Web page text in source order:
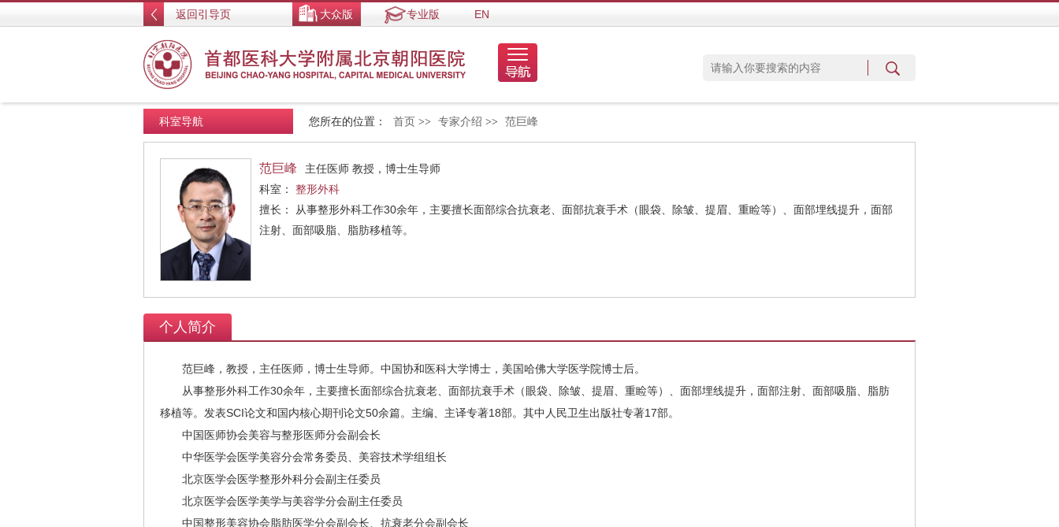
返回引导页 大众版 专业版 EN
您所在的位置： 首页 >> 专家介绍 >> 范巨峰
科室导航
范巨峰
主任医师 教授，博士生导师
科室： 整形外科
擅长： 从事整形外科工作30余年，主要擅长面部综合抗衰老、面部抗衰手术（眼袋、除皱、提眉、重睑等）、面部埋线提升，面部
注射、面部吸脂、脂肪移植等。
个人简介
范巨峰，教授，主任医师，博士生导师。中国协和医科大学博士，美国哈佛大学医学院博士后。
从事整形外科工作30余年，主要擅长面部综合抗衰老、面部抗衰手术（眼袋、除皱、提眉、重睑等）、面部埋线提升，面部注射、面部吸脂、脂肪
移植等。发表SCI论文和国内核心期刊论文50余篇。主编、主译专著18部。其中人民卫生出版社专著17部。
中国医师协会美容与整形医师分会副会长
中华医学会医学美容分会常务委员、美容技术学组组长
北京医学会医学整形外科分会副主任委员
北京医学会医学美学与美容学分会副主任委员
中国整形美容协会脂肪医学分会副会长、抗衰老分会副会长